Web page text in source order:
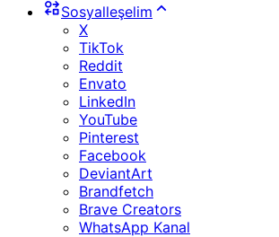
Sosyalleşelim
X
TikTok
Reddit
Envato
LinkedIn
YouTube
Pinterest
Facebook
DeviantArt
Brandfetch
Brave Creators
WhatsApp Kanal